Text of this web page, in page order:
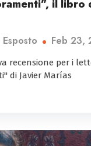
il libro
Feb 23,
recensione per i
di Javier Marías